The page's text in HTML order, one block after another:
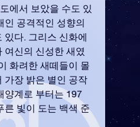
에서 보았을 수도 있
인 공격적인 성향의
있다. 그리스 신화에
여신의 신성한 새였
화려한 새떼들이 몰
가장 밝은 별인 공작
양계로 부터는 197
른 빛이 도는 백색 준